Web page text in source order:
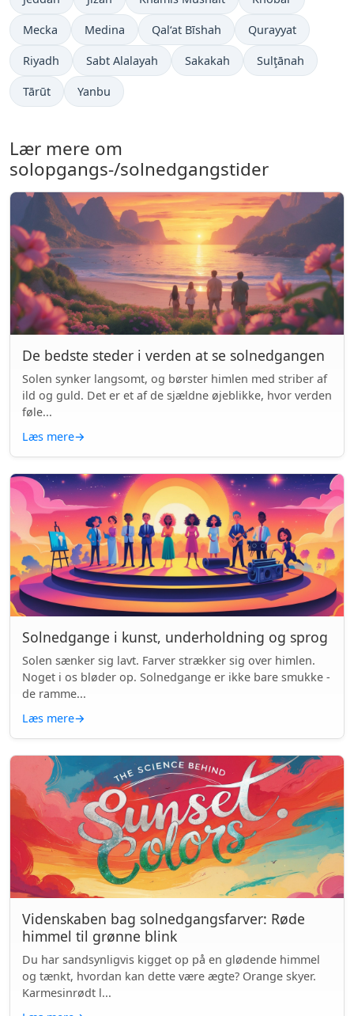
Mecka Medina Qal‘at Bīshah Qurayyat
Riyadh Sabt Alalayah Sakakah Sulţānah
Tārūt Yanbu
Lær mere om
solopgangs-/solnedgangstider
De bedste steder i verden at se solnedgangen
Solen synker langsomt, og børster himlen med striber af
ild og guld. Det er et af de sjældne øjeblikke, hvor verden
føle...
Læs mere→
Solnedgange i kunst, underholdning og sprog
Solen sænker sig lavt. Farver strækker sig over himlen.
Noget i os bløder op. Solnedgange er ikke bare smukke -
de ramme...
Læs mere→
Videnskaben bag solnedgangsfarver: Røde
himmel til grønne blink
Du har sandsynligvis kigget op på en glødende himmel
og tænkt, hvordan kan dette være ægte? Orange skyer.
Karmesinrødt l...